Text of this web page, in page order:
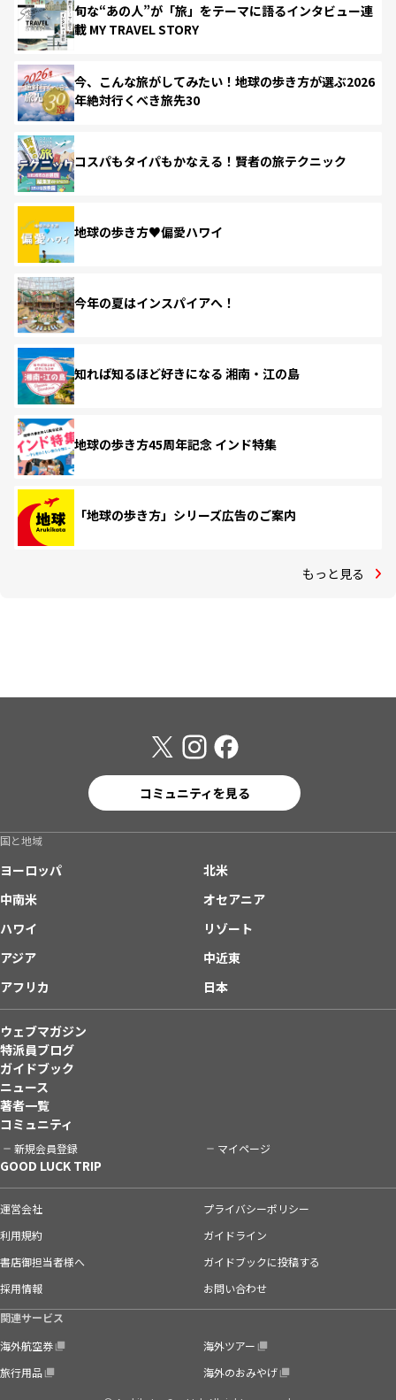
旬な“あの人”が「旅」をテーマに語るインタビュー連
載 MY TRAVEL STORY
今、こんな旅がしてみたい！地球の歩き方が選ぶ2026
年絶対行くべき旅先30
コスパもタイパもかなえる！賢者の旅テクニック
地球の歩き方♥偏愛ハワイ
今年の夏はインスパイアへ！
知れば知るほど好きになる 湘南・江の島
地球の歩き方45周年記念 インド特集
「地球の歩き方」シリーズ広告のご案内
もっと見る
コミュニティを見る
国と地域
ヨーロッパ
北米
中南米
オセアニア
ハワイ
リゾート
アジア
中近東
アフリカ
日本
ウェブマガジン
特派員ブログ
ガイドブック
ニュース
著者一覧
コミュニティ
新規会員登録 マイページ
GOOD LUCK TRIP
運営会社
プライバシーポリシー
利用規約
ガイドライン
書店御担当者様へ
ガイドブックに投稿する
採用情報
お問い合わせ
関連サービス
海外航空券
海外ツアー
旅行用品
海外のおみやげ